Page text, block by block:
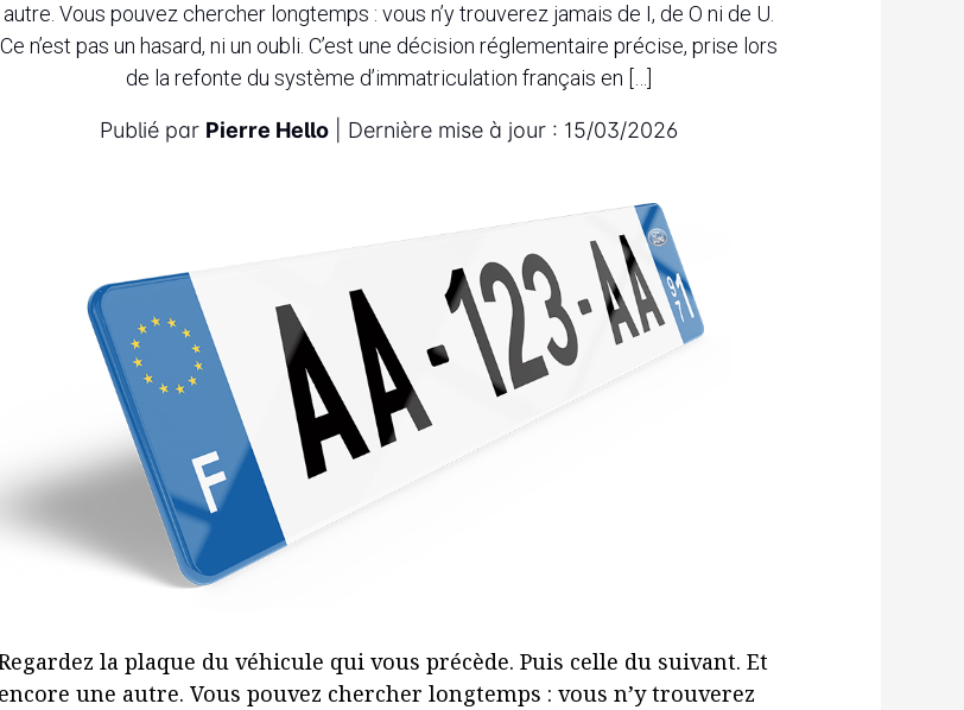
autre. Vous pouvez chercher longtemps : vous n’y trouverez jamais de I, de O ni de U.
Ce n’est pas un hasard, ni un oubli. C’est une décision réglementaire précise, prise lors
de la refonte du système d’immatriculation français en […]
Publié par Pierre Hello | Dernière mise à jour : 15/03/2026
la plaque du véhicule qui vous précède. Puis celle du suivant. Et
encore une autre. Vous pouvez chercher longtemps : vous n’y trouverez